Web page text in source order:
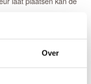
Over
de 83.0 en 93.0
de standaard maat van